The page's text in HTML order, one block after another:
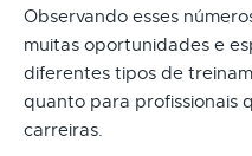
Observando esses
muitas oportunidades e
diferentes tipos de
quanto para profissionais
carreiras.